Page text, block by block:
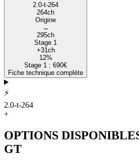
2.0-t-264
264ch
Origine
→
295ch
Stage 1
+31ch
12%
Stage 1 : 690€
Fiche technique complète
⚡
2.0-t-264
+
OPTIONS
GT